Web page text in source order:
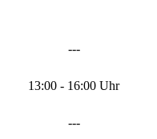
---
13:00 - 16:00 Uhr
---